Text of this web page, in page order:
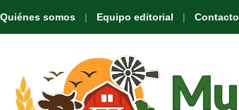
Quiénes somos Equipo editorial Contacto